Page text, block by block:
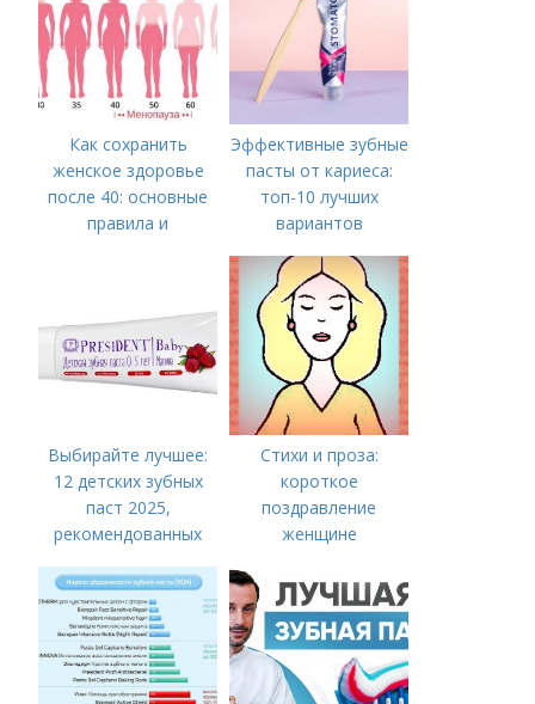
Как сохранить
женское здоровье
после 40: основные
правила и
Эффективные зубные
пасты от кариеса:
топ-10 лучших
вариантов
Выбирайте лучшее:
12 детских зубных
паст 2025,
рекомендованных
Стихи и проза:
короткое
поздравление
женщине